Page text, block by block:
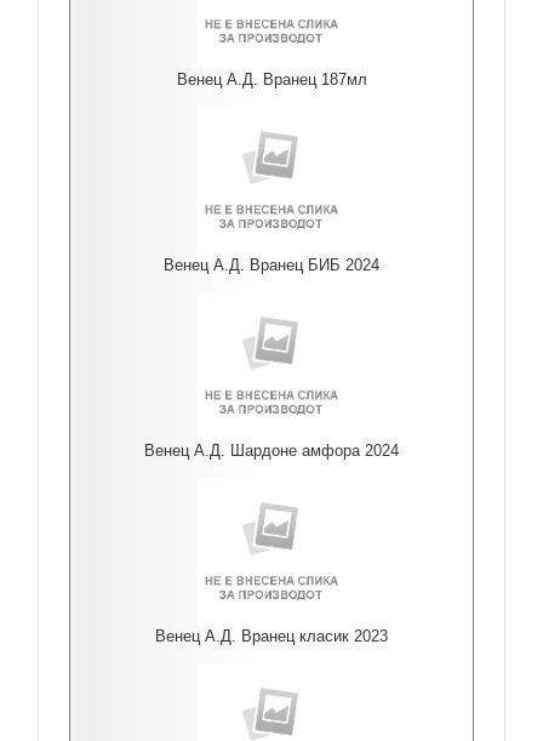
Венец А.Д. Вранец 187мл
Венец А.Д. Вранец БИБ 2024
Венец А.Д. Шардоне амфора 2024
Венец А.Д. Вранец класик 2023